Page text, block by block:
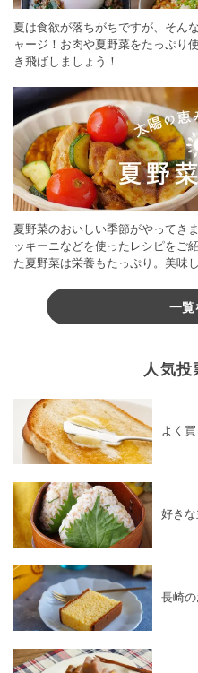
夏は食欲が落ちがちですが、そん
ャージ！お肉や夏野菜をたっぷり
き飛ばしましょう！
夏野菜のおいしい季節がやってき
ッキーニなどを使ったレシピをご
た夏野菜は栄養もたっぷり。美味
一覧
人気投
よく
好きな
長崎